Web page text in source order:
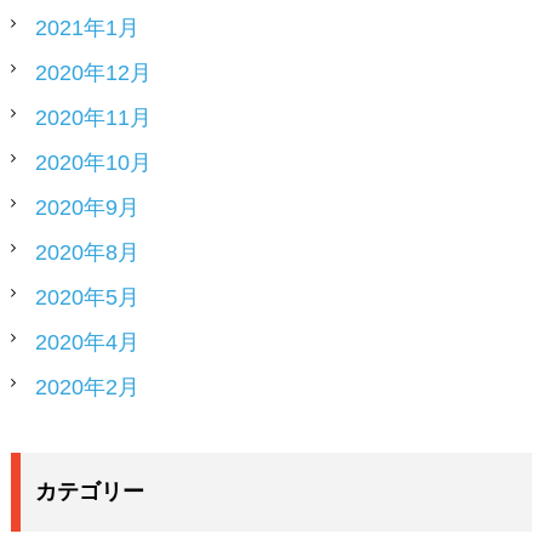
2021年1月
2020年12月
2020年11月
2020年10月
2020年9月
2020年8月
2020年5月
2020年4月
2020年2月
カテゴリー